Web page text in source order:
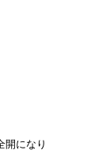
開になり